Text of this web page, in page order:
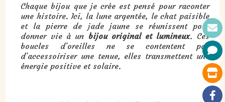
Chaque bijou que je crée est pensé pour raconter
une histoire. Ici, la lune argentée, le chat paisible
et la pierre de jade jaune se réunissent pour
donner vie à un bijou original et lumineux. Ces
boucles d’oreilles ne se contentent pas
d’accessoiriser une tenue, elles transmettent une
énergie positive et solaire.